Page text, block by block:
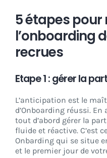
5 étapes pour
l’onboarding
recrues
Etape 1 : gérer la
L’anticipation est le
d’Onboarding réussi.
tout d’abord gérer la
fluide et réactive. C’est
Onbarding qui se situe
et le premier jour de